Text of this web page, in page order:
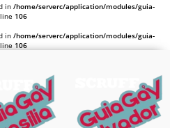
in /home/serverc/application/modules/guia-
106
in /home/serverc/application/modules/guia-
106